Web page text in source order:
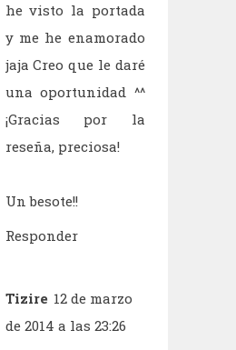
he visto la portada
y me he enamorado
jaja Creo que le daré
una oportunidad ^^
¡Gracias por la
reseña, preciosa!
Un besote!!
Responder
Tizire 12 de marzo
de 2014 a las 23:26